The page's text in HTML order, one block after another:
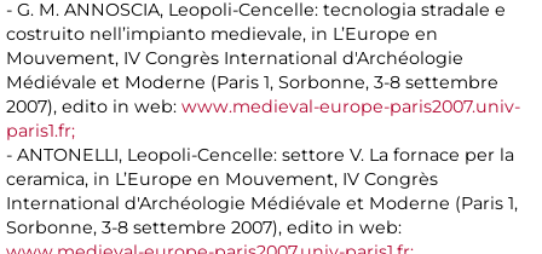
- G. M. ANNOSCIA, Leopoli-Cencelle: tecnologia stradale e
costruito nell’impianto medievale, in L’Europe en
Mouvement, IV Congrès International d'Archéologie
Médiévale et Moderne (Paris 1, Sorbonne, 3-8 settembre
2007), edito in web: www.medieval-europe-paris2007.univ-
paris1.fr;
- ANTONELLI, Leopoli-Cencelle: settore V. La fornace per la
ceramica, in L’Europe en Mouvement, IV Congrès
International d'Archéologie Médiévale et Moderne (Paris 1,
Sorbonne, 3-8 settembre 2007), edito in web: